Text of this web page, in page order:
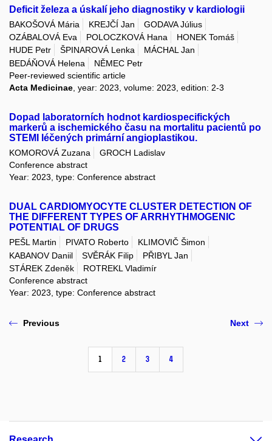
Deficit železa a úskalí jeho diagnostiky v kardiologii
BAKOŠOVÁ Mária KREJČÍ Jan
GODAVA Július
OZÁBALOVÁ Eva
POLOCZKOVÁ Hana
HONEK Tomáš
HUDE Petr
ŠPINAROVÁ Lenka
MÁCHAL Jan
BEDÁŇOVÁ Helena
NĚMEC Petr
Peer-reviewed scientific article
Acta Medicinae , year: 2023, volume: 2023, edition: 2-3
Dopad laboratorních hodnot kardiospecifických
markerů a ischemického času na mortalitu pacientů po
STEMI léčených primární angioplastikou.
KOMOROVÁ Zuzana
GROCH Ladislav
Conference abstract
Year: 2023, type: Conference abstract
DUAL CARDIOMYOCYTE CLUSTER DETECTION OF
THE DIFFERENT TYPES OF ARRHYTHMOGENIC
POTENTIAL OF DRUGS
PEŠL Martin PIVATO Roberto
KLIMOVIČ Šimon
KABANOV Daniil
SVĚRÁK Filip
PŘIBYL Jan
STÁREK Zdeněk
ROTREKL Vladimír
Conference abstract
Year: 2023, type: Conference abstract
Previous
1 2 3 4
Next